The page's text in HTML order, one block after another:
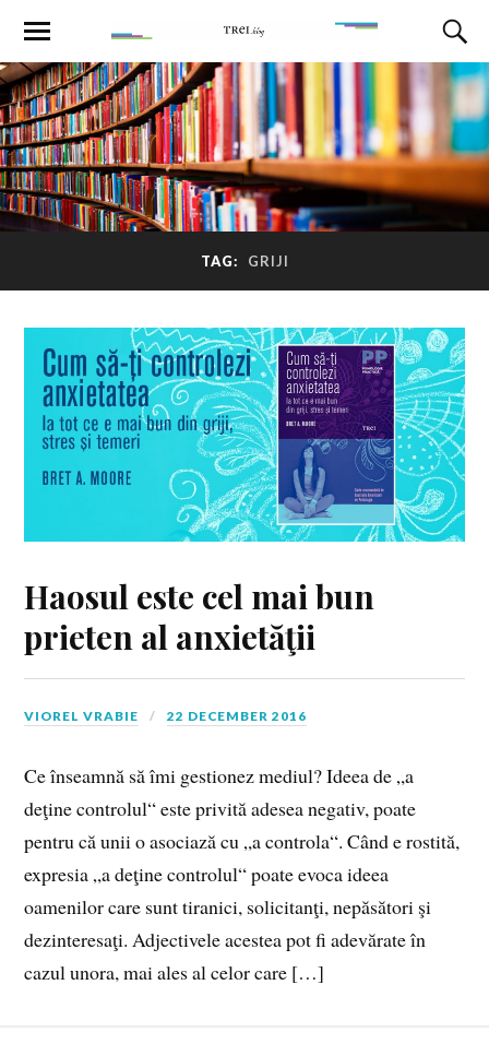
TAG: GRIJI
Haosul este cel mai bun
prieten al anxietăţii
VIOREL VRABIE 22 DECEMBER 2016
Ce înseamnă să îmi gestionez mediul? Ideea de „a
deţine controlul“ este privită adesea negativ, poate
pentru că unii o asociază cu „a controla“. Când e rostită,
expresia „a deţine controlul“ poate evoca ideea
oamenilor care sunt tiranici, solicitanţi, nepăsători şi
dezinteresaţi. Adjectivele acestea pot fi adevărate în
cazul unora, mai ales al celor care […]